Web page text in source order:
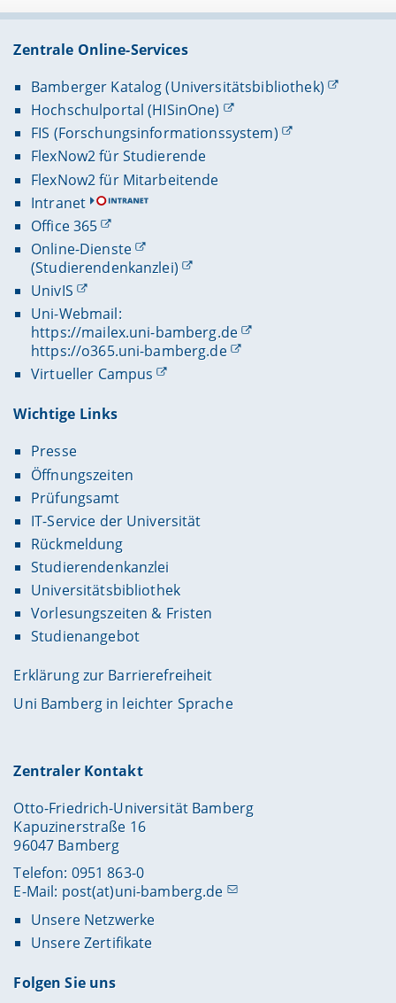
Zentrale Online-Services
Bamberger Katalog (Universitätsbibliothek)
Hochschulportal (HISinOne)
FIS (Forschungsinformationssystem)
FlexNow2 für Studierende
FlexNow2 für Mitarbeitende
Intranet
Office 365
Online-Dienste
(Studierendenkanzlei)
UnivIS
Uni-Webmail:
https://mailex.uni-bamberg.de
https://o365.uni-bamberg.de
Virtueller Campus
Wichtige Links
Presse
Öffnungszeiten
Prüfungsamt
IT-Service der Universität
Rückmeldung
Studierendenkanzlei
Universitätsbibliothek
Vorlesungszeiten & Fristen
Studienangebot
Erklärung zur Barrierefreiheit
Uni Bamberg in leichter Sprache
Zentraler Kontakt
Otto-Friedrich-Universität Bamberg
Kapuzinerstraße 16
96047 Bamberg
Telefon: 0951 863-0
E-Mail: post(at)uni-bamberg.de
Unsere Netzwerke
Unsere Zertifikate
Folgen Sie uns